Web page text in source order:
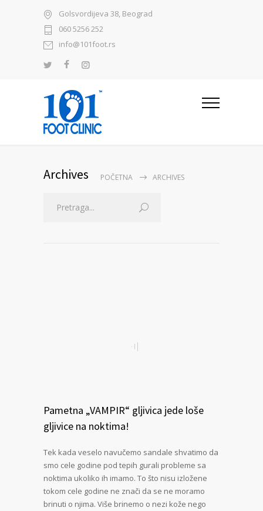
Golsvordijeva 38, Beograd
060 5256 252
info@101foot.rs
Archives POČETNA ARCHIVES
Pametna „VAMPIR“ gljivica jede loše
gljivice na noktima!
Tek kada veselo navučemo sandale shvatimo da
smo cele godine pod tepih gurali probleme sa
noktima ukoliko ih imamo. To što nisu izložene
tokom cele godine ne znači da se ne moramo
brinuti o njima. Više brinemo o nezi kože nego